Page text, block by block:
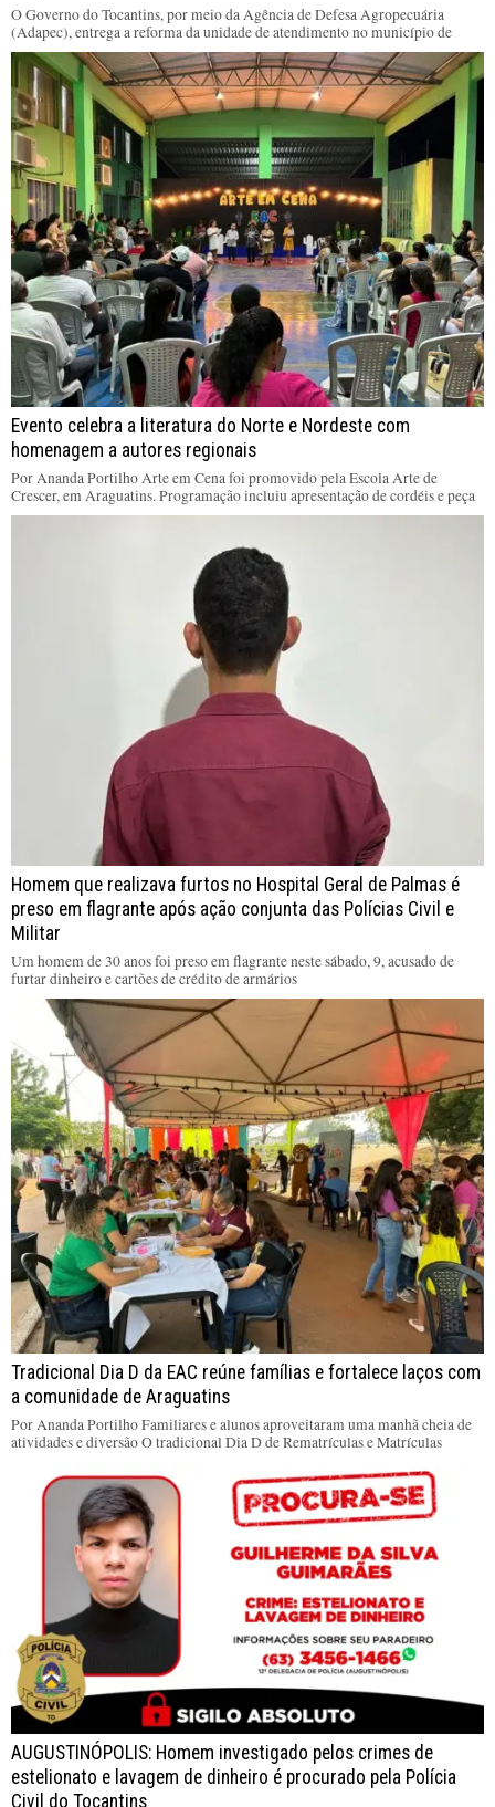
O Governo do Tocantins, por meio da Agência de Defesa Agropecuária
(Adapec), entrega a reforma da unidade de atendimento no município de
Evento celebra a literatura do Norte e Nordeste com
homenagem a autores regionais
Por Ananda Portilho Arte em Cena foi promovido pela Escola Arte de
Crescer, em Araguatins. Programação incluiu apresentação de cordéis e peça
Homem que realizava furtos no Hospital Geral de Palmas é
preso em flagrante após ação conjunta das Polícias Civil e
Militar
Um homem de 30 anos foi preso em flagrante neste sábado, 9, acusado de
furtar dinheiro e cartões de crédito de armários
Tradicional Dia D da EAC reúne famílias e fortalece laços com
a comunidade de Araguatins
Por Ananda Portilho Familiares e alunos aproveitaram uma manhã cheia de
atividades e diversão O tradicional Dia D de Rematrículas e Matrículas
AUGUSTINÓPOLIS: Homem investigado pelos crimes de
estelionato e lavagem de dinheiro é procurado pela Polícia
Civil do Tocantins